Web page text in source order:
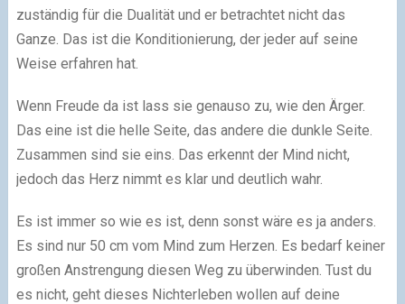
zuständig für die Dualität und er betrachtet nicht das
Ganze. Das ist die Konditionierung, der jeder auf seine
Weise erfahren hat.
Wenn Freude da ist lass sie genauso zu, wie den Ärger.
Das eine ist die helle Seite, das andere die dunkle Seite.
Zusammen sind sie eins. Das erkennt der Mind nicht,
jedoch das Herz nimmt es klar und deutlich wahr.
Es ist immer so wie es ist, denn sonst wäre es ja anders.
Es sind nur 50 cm vom Mind zum Herzen. Es bedarf keiner
großen Anstrengung diesen Weg zu überwinden. Tust du
es nicht, geht dieses Nichterleben wollen auf deine